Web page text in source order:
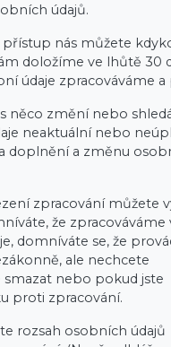
údajů.
přístup nás můžete
doložíme ve lhůtě 30
údaje zpracováváme a
něco změní nebo
neaktuální nebo
doplnění a změnu
zpracování můžete
že zpracováváme
domníváte se, že
ale nechcete
smazat nebo pokud jste
proti zpracování.
rozsah osobních údajů